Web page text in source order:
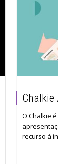
Chalkie
O Chalkie
recurso à